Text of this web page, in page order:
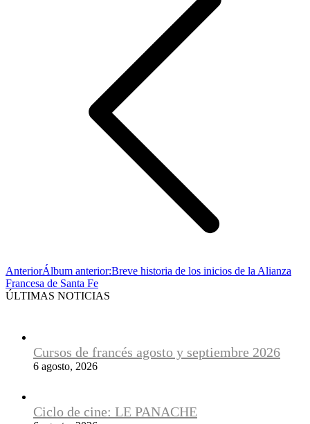
AnteriorÁlbum anterior:Breve historia de los inicios de la Alianza
Francesa de Santa Fe
ÚLTIMAS NOTICIAS
Cursos de francés agosto y septiembre 2026
6 agosto, 2026
Ciclo de cine: LE PANACHE